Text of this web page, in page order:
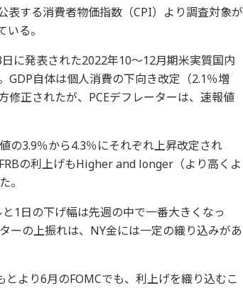
表する消費者物価指数（CPI）より調査対象が
る。
に発表された2022年10～12月期米実質国内
GDP自体は個人消費の下向き改定（2.1％増
正されたが、PCEデフレーターは、速報値
の3.9％から4.3％にそれぞれ上昇改定され
の利上げもHigher and longer（より高くよ
。
1日の下げ幅は先週の中で一番大きくなっ
ーの上振れは、NY金には一定の織り込みがあ
より6月のFOMCでも、利上げを織り込むこ